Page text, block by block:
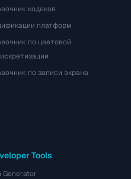
кодеков
платформ
по цветовой
по записи экрана
Tools
Generator